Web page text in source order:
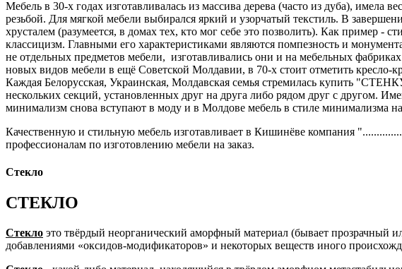
Мебель в 30-х годах изготавливалась из массива дерева (часто из дуба),
резьбой. Для мягкой мебели выбирался яркий и узорчатый текстиль. В
хрусталем (разумеется, в домах тех, кто мог себе это позволить). Как пример
классицизм. Главными его характеристиками являются помпезность и
не отдельных предметов мебели, изготавливались они и на мебельных
новых видов мебели в ещё Советской Молдавии, в 70-х стоит отметить кресло-
Каждая Белорусская, Украинская, Молдавская семья стремилась купить
нескольких секций, установленных друг на друга либо рядом друг с другом.
минимализм снова вступают в моду и в Молдове мебель в стиле минимализма
Качественную и стильную мебель изготавливает в Кишинёве компания
профессионалам по изготовлению мебели на заказ.
Стекло
СТЕКЛО
Стекло это твёрдый неорганический аморфный материал (бывает прозрачный
добавлениями «оксидов-модификаторов» и некоторых веществ иного